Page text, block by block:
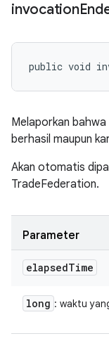
invocation
public void
Melaporkan
berhasil maupun
Akan otomatis
TradeFederation.
Parameter
elapsedTime
long : waktu